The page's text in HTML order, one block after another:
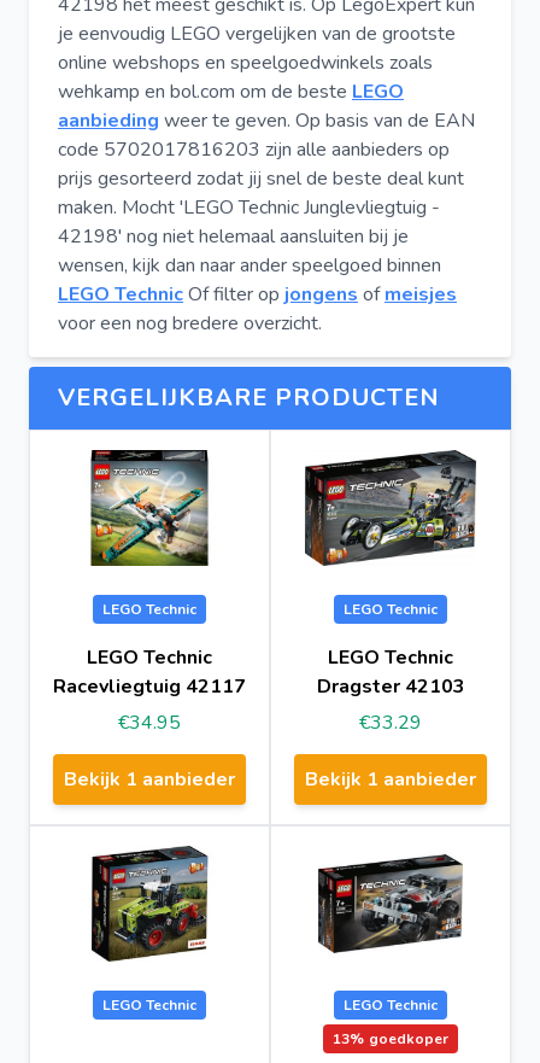
je eenvoudig LEGO vergelijken van de grootste
online webshops en speelgoedwinkels zoals
wehkamp en bol.com om de beste LEGO
aanbieding weer te geven. Op basis van de EAN
code 5702017816203 zijn alle aanbieders op
prijs gesorteerd zodat jij snel de beste deal kunt
maken. Mocht 'LEGO Technic Junglevliegtuig -
42198' nog niet helemaal aansluiten bij je
wensen, kijk dan naar ander speelgoed binnen
LEGO TechnicOf filter op jongens ofmeisjes
voor een nog bredere overzicht.
VERGELIJKBARE PRODUCTEN
LEGO Technic
LEGO Technic
Racevliegtuig 42117
€34.95
Bekijk 1 aanbieder
LEGO Technic
LEGO Technic
Dragster 42103
€33.29
Bekijk 1 aanbieder
LEGO Technic
LEGO Technic
13% goedkoper